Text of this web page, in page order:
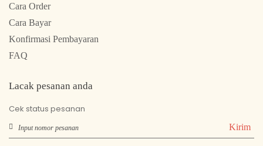
Cara Order
Cara Bayar
Konfirmasi Pembayaran
FAQ
Lacak pesanan anda
Cek status pesanan
Kirim